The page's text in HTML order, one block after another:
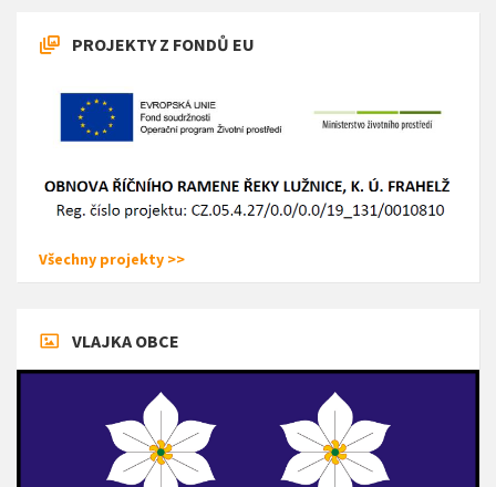
PROJEKTY Z FONDŮ EU
Všechny projekty >>
VLAJKA OBCE